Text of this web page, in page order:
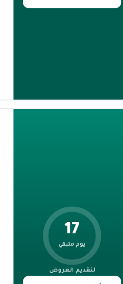
17
يوم متبقي
لتقديم العروض